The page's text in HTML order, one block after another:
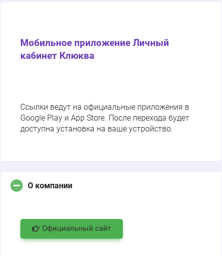
Мобильное приложение Личный
кабинет Клюква
Ссылки ведут на официальные приложения в
Google Play и App Store. После перехода будет
доступна установка на ваше устройство.
О компании
Официальный сайт